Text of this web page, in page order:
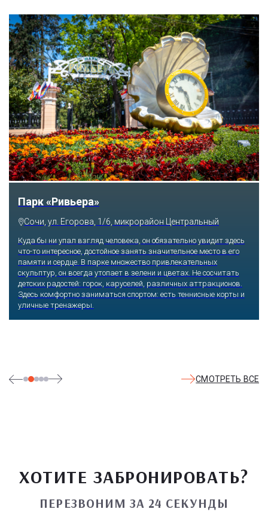
Парк «Ривьера»
Сочи, ул. Егорова, 1/6, микрорайон Центральный
Куда бы ни упал взгляд человека, он обязательно увидит здесь
что-то интересное, достойное занять значительное место в его
памяти и сердце. В парке множество привлекательных
скульптур, он всегда утопает в зелени и цветах. Не сосчитать
детских радостей: горок, каруселей, различных аттракционов.
Здесь комфортно заниматься спортом: есть теннисные корты и
уличные тренажеры.
СМОТРЕТЬ ВСЕ
ХОТИТЕ ЗАБРОНИРОВАТЬ?
ПЕРЕЗВОНИМ ЗА 24 СЕКУНДЫ